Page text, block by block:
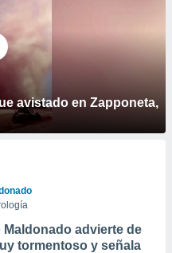
avistado en Zapponeta,
advierte de
tormentoso y señala